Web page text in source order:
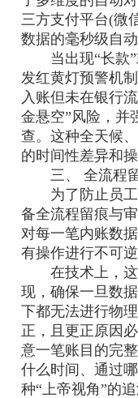
三方支付平台(微
数据的毫秒级自动
当出现“长款”
发红黄灯预警机
入账但未在银行
金悬空”风险，并
查。这种全天候
的时间性差异和
三、 全流程留
为了防止员工
备全流程留痕与
对每一笔内账数
有操作进行不可逆
在技术上，这
现，确保一旦数
下都无法进行物
正，且更正原因
意一笔账目的完
什么时间、通过
种“上帝视角”的